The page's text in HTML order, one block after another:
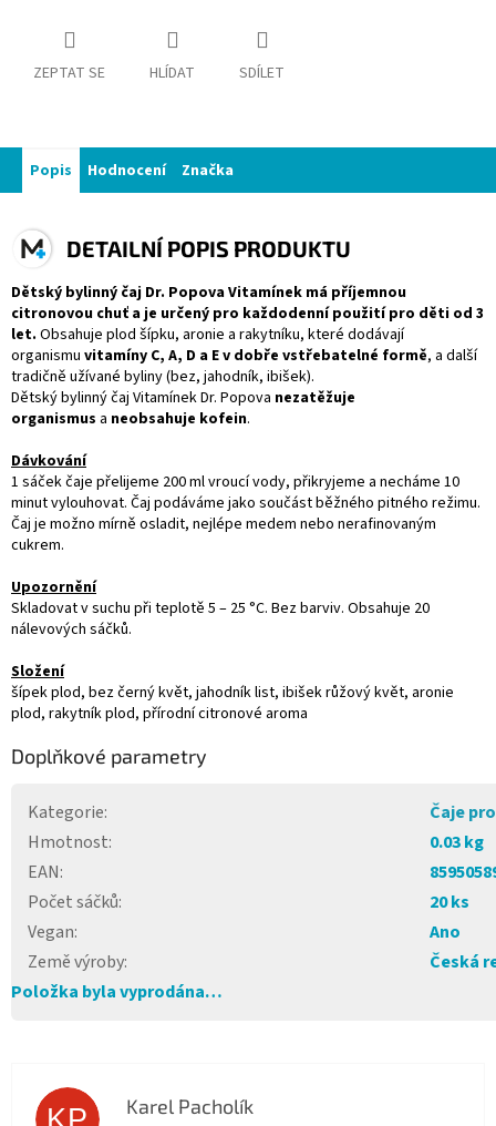
ZEPTAT SE HLÍDAT SDÍLET
Popis Hodnocení Značka
DETAILNÍ POPIS PRODUKTU
Dětský bylinný čaj Dr. PopovaVitamínek má příjemnou
citronovou chuť a je určený pro každodenní použití pro děti od 3
let. Obsahuje plod šípku, aronie a rakytníku, které dodávají
organismu vitamíny C, A, D a E v dobře vstřebatelné formě, a další
tradičně užívané byliny (bez, jahodník, ibišek).
Dětský bylinný čaj Vitamínek Dr. Popova nezatěžuje
organismus a neobsahuje kofein.
Dávkování
1 sáček čaje přelijeme 200 ml vroucí vody, přikryjeme a necháme 10
minut vylouhovat. Čaj podáváme jako součást běžného pitného režimu.
Čaj je možno mírně osladit, nejlépe medem nebo nerafinovaným
cukrem.
Upozornění
Skladovat v suchu při teplotě 5 – 25 °C. Bez barviv. Obsahuje 20
nálevových sáčků.
Složení
šípek plod, bez černý květ, jahodník list, ibišek růžový květ, aronie
plod, rakytník plod, přírodní citronové aroma
Doplňkové parametry
Kategorie:
Čaje
Hmotnost:
0.03 kg
EAN:
Počet sáčků:
20 ks
Vegan:
Ano
Země výroby:
Česká
Položka byla vyprodána…
KP Karel Pacholík